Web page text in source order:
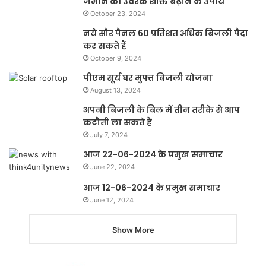
October 23, 2024
नये सौर पैनल 60 प्रतिशत अधिक बिजली पैदा
कर सकते हैं
October 9, 2024
पीएम सूर्य घर मुफ्त बिजली योजना
August 13, 2024
अपनी बिजली के बिल में तीन तरीके से आप
कटौती ला सकते हैं
July 7, 2024
आज 22-06-2024 के प्रमुख समाचार
June 22, 2024
आज 12-06-2024 के प्रमुख समाचार
June 12, 2024
Show More